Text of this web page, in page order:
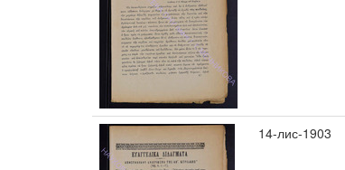
14-лис-1903